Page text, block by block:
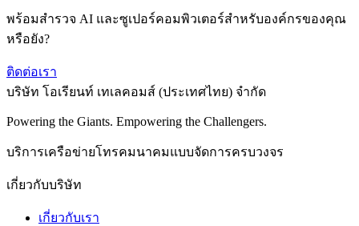
พร้อมสำรวจ AI และซูเปอร์คอมพิวเตอร์สำหรับองค์กรของคุณ
หรือยัง?
ติดต่อเรา
บริษัท โอเรียนท์ เทเลคอมส์ (ประเทศไทย) จำกัด
Powering the Giants. Empowering the Challengers.
บริการเครือข่ายโทรคมนาคมแบบจัดการครบวงจร
เกี่ยวกับบริษัท
เกี่ยวกับเรา